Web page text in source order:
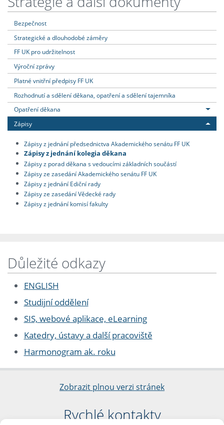
Bezpečnost
Strategické a dlouhodobé záměry
FF UK pro udržitelnost
Výroční zprávy
Platné vnitřní předpisy FF UK
Rozhodnutí a sdělení děkana, opatření a sdělení tajemníka
Opatření děkana
Zápisy
Zápisy z jednání předsednictva Akademického senátu FF UK
Zápisy z jednání kolegia děkana
Zápisy z porad děkana s vedoucími základních součástí
Zápisy ze zasedání Akademického senátu FF UK
Zápisy z jednání Ediční rady
Zápisy ze zasedání Vědecké rady
Zápisy z jednání komisí fakulty
Důležité odkazy
ENGLISH
Studijní oddělení
SIS, webové aplikace, eLearning
Katedry, ústavy a další pracoviště
Harmonogram ak. roku
Zobrazit plnou verzi stránek
Rychlé kontakty